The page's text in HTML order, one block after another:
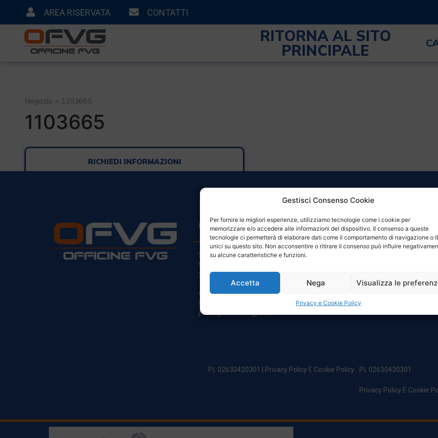
Gestisci Consenso Cookie
Per fornire le migliori esperienze, utilizziamo tecnologie come i cookie per
memorizzare e/o accedere alle informazioni del dispositivo. Il consenso a queste
tecnologie ci permetterà di elaborare dati come il comportamento di navigazione o
unici su questo sito. Non acconsentire o ritirare il consenso può influire
su alcune caratteristiche e funzioni.
Accetta Nega Visualizza le
Privacy e Cookie Policy
AREA RISERVATA CONTATTI
RITORNA AL SITO
PRINCIPALE
Negozio > 1103665
1103665
RICHIEDI INFORMAZIONI
CONTATTI
Sede Legale:
Via Principe Di Udine 144
33030 Campoformido (Ud)
clienti@officinefvg.it
info@officinefvg.it
posta@officinefvgpec.It
ORARI
Domenica: Chiuso
P.I. 02630420301 | Privacy Policy E Cookie Policy P.I. 02630420301
Privacy Policy E Cookie